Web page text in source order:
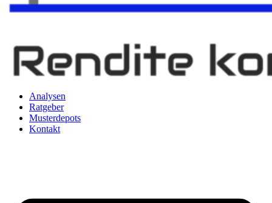
Analysen
Ratgeber
Musterdepots
Kontakt